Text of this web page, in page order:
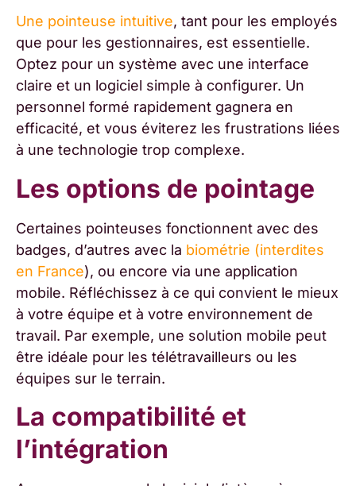
Une pointeuse intuitive, tant pour les employés
que pour les gestionnaires, est essentielle.
Optez pour un système avec une interface
claire et un logiciel simple à configurer. Un
personnel formé rapidement gagnera en
efficacité, et vous éviterez les frustrations liées
à une technologie trop complexe.
Les options de pointage
Certaines pointeuses fonctionnent avec des
badges, d’autres avec la biométrie (interdites
en France), ou encore via une application
mobile. Réfléchissez à ce qui convient le mieux
à votre équipe et à votre environnement de
travail. Par exemple, une solution mobile peut
être idéale pour les télétravailleurs ou les
équipes sur le terrain.
La compatibilité et
l’intégration